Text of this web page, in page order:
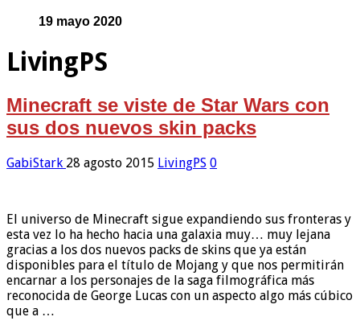
19 mayo 2020
LivingPS
Minecraft se viste de Star Wars con
sus dos nuevos skin packs
GabiStark 28 agosto 2015 LivingPS 0
El universo de Minecraft sigue expandiendo sus fronteras y
esta vez lo ha hecho hacia una galaxia muy… muy lejana
gracias a los dos nuevos packs de skins que ya están
disponibles para el título de Mojang y que nos permitirán
encarnar a los personajes de la saga filmográfica más
reconocida de George Lucas con un aspecto algo más cúbico
que a …